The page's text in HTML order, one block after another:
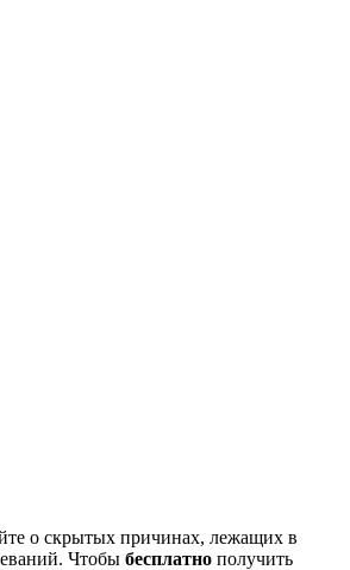
о скрытых причинах, лежащих в
Чтобы бесплатно получить